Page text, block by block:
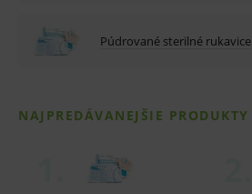
Púdrované sterilné rukavice